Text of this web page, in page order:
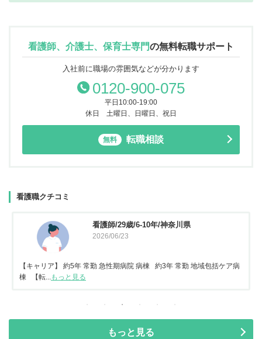
看護師、介護士、保育士専門の無料転職サポート
入社前に職場の雰囲気などが分かります
0120-900-075
平日10:00-19:00
休日 土曜日、日曜日、祝日
無料 転職相談
看護職クチコミ
看護師/29歳/6-10年/神奈川県
2026/06/23
【キャリア】 約5年 常勤 急性期病院 病棟 約3年 常勤 地域包括ケア病
棟 【転...もっと見る
もっと見る